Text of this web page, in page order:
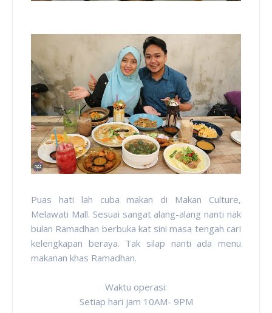
Puas hati lah cuba makan di Makan Culture,
Melawati Mall. Sesuai sangat alang-alang nanti nak
bulan Ramadhan berbuka kat sini masa tengah cari
kelengkapan beraya. Tak silap nanti ada menu
makanan khas Ramadhan.
Waktu operasi:
Setiap hari jam 10AM- 9PM